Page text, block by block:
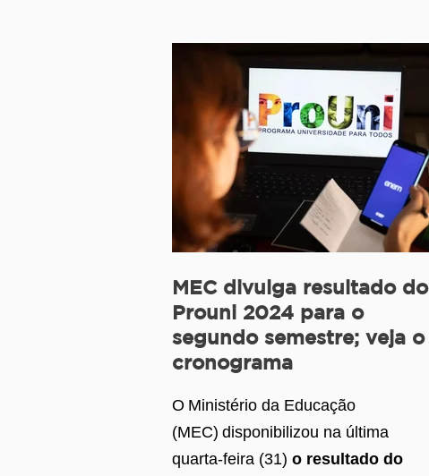
MEC divulga resultado do
Prouni 2024 para o
segundo semestre; veja o
cronograma
O Ministério da Educação
(MEC) disponibilizou na última
quarta-feira (31) o resultado do